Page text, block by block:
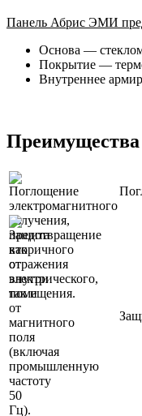
Панель Абрис ЭМИ
Основа —
Покрытие —
Внутреннее
Преимущества